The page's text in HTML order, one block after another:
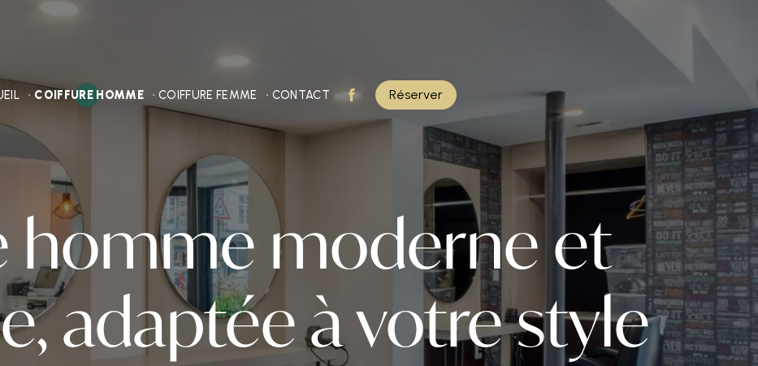
COIFFURE HOMME COIFFURE FEMME CONTACT Réserver
homme moderne et
adaptée à votre style